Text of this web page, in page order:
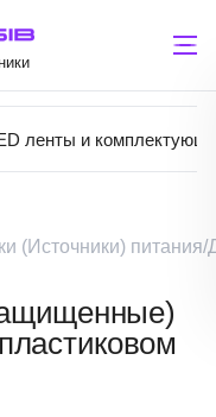
ленты и
(Источники)